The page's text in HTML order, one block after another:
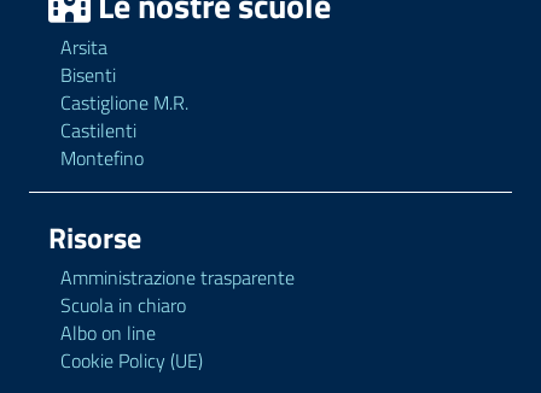
Arsita
Bisenti
Castiglione M.R.
Castilenti
Montefino
Risorse
Amministrazione trasparente
Scuola in chiaro
Albo on line
Cookie Policy (UE)